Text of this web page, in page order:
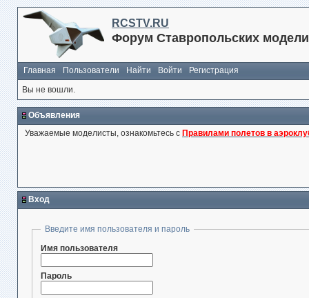
RCSTV.RU
Форум Ставропольских
Главная Пользователи Найти Войти
Регистрация
Вы не вошли.
Объявления
Уважаемые моделисты, ознакомьтесь с Правилами полетов в
Вход
Введите имя пользователя и пароль
Имя пользователя
Пароль